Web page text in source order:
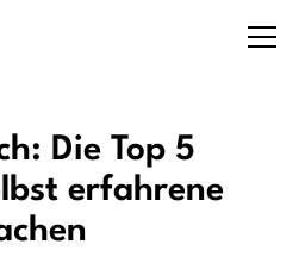
Die Top 5
erfahrene